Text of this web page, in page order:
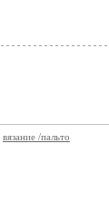
вязание /пальто